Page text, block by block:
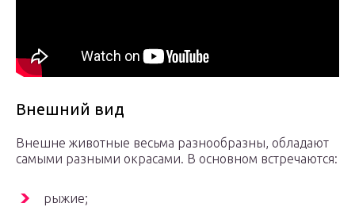
Внешний вид
Внешне животные весьма разнообразны, обладают
самыми разными окрасами. В основном встречаются:
рыжие;